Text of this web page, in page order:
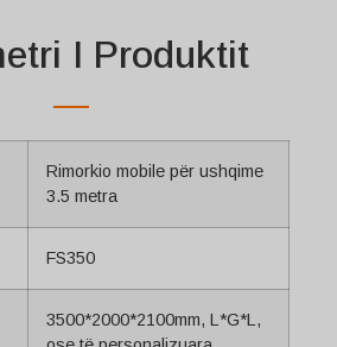
I Produktit
Rimorkio mobile për ushqime
3.5 metra
FS350
3500*2000*2100mm, L*G*L,